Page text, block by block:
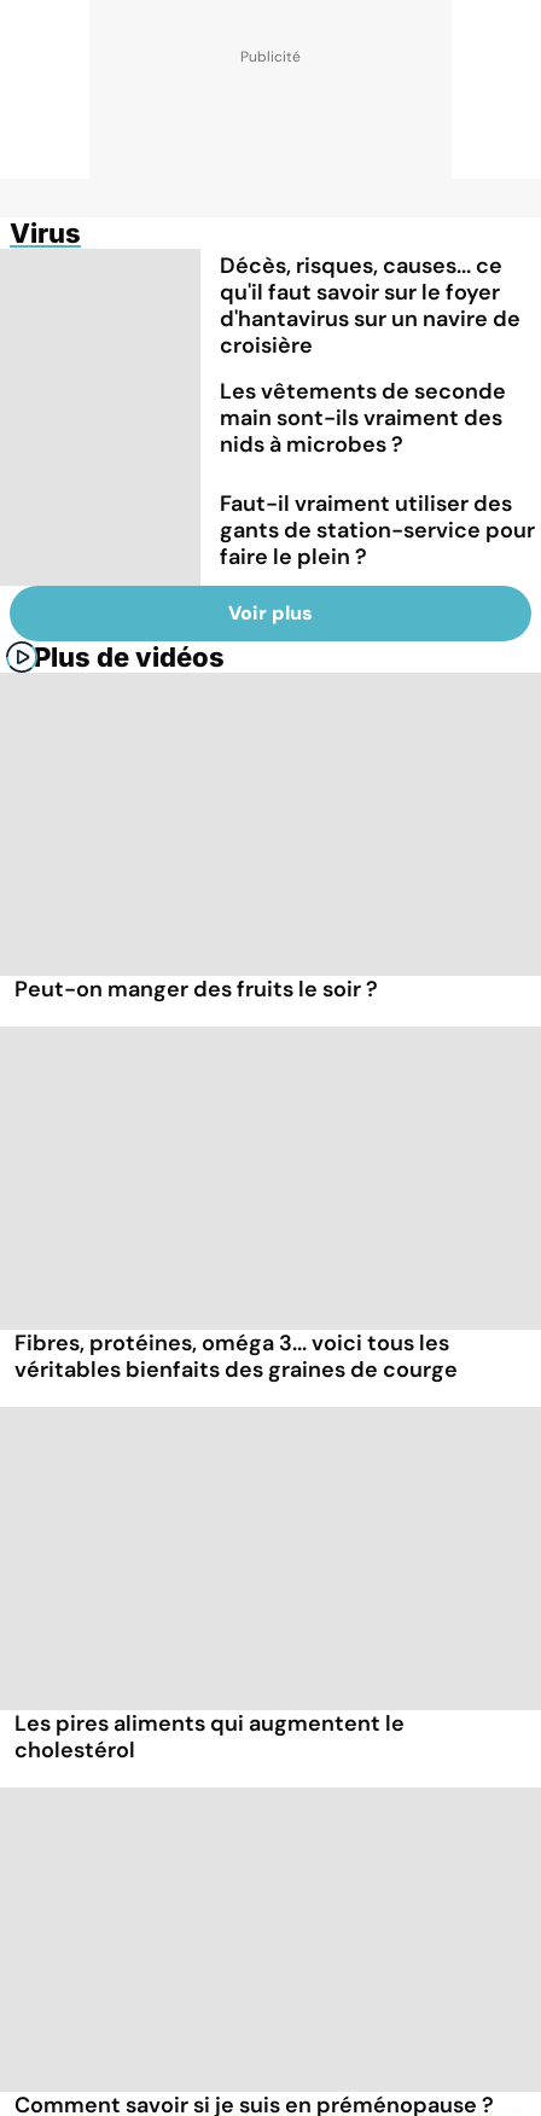
Virus
Décès, risques, causes... ce
qu'il faut savoir sur le foyer
d'hantavirus sur un navire de
croisière
Les vêtements de seconde
main sont-ils vraiment des
nids à microbes ?
Faut-il vraiment utiliser des
gants de station-service pour
faire le plein ?
Voir plus
Plus de vidéos
Peut-on manger des fruits le soir ?
Fibres, protéines, oméga 3... voici tous les
véritables bienfaits des graines de courge
Les pires aliments qui augmentent le
cholestérol
Comment savoir si je suis en préménopause ?